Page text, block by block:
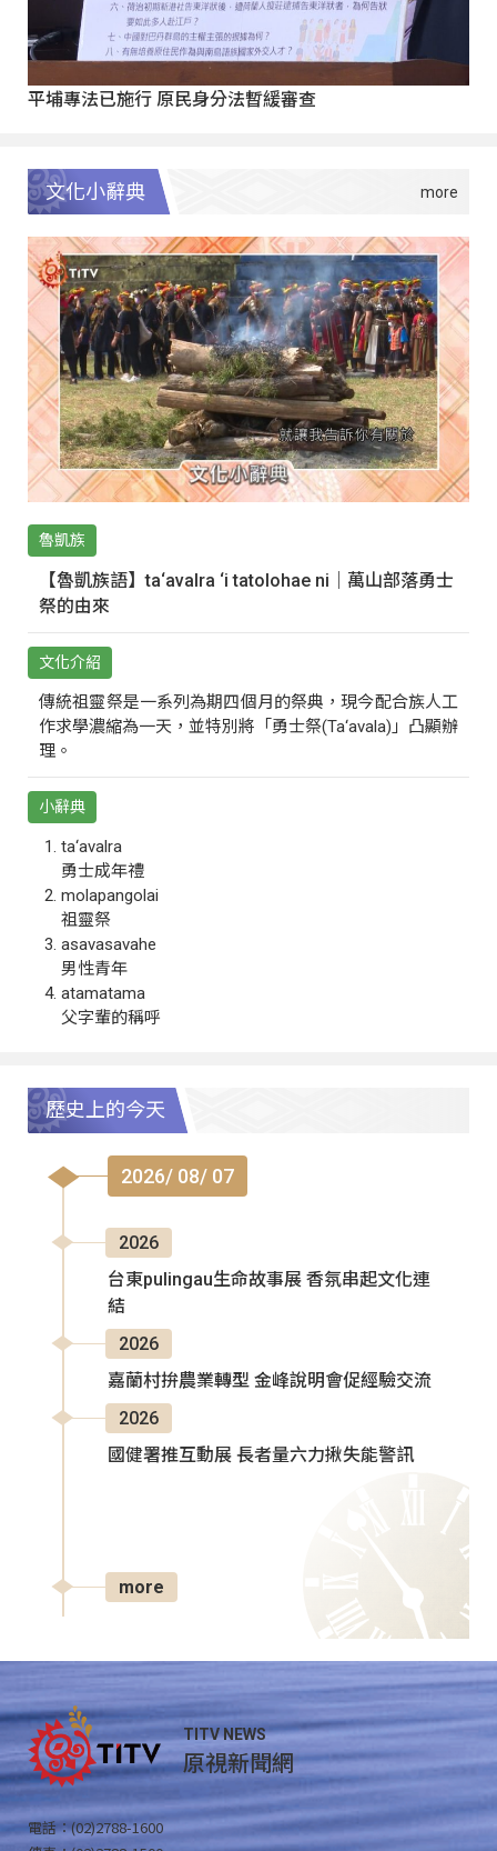
平埔專法已施行 原民身分法暫緩審查
文化小辭典
魯凱族
【魯凱族語】ta‘avalra ‘i tatolohae ni｜萬山部落勇士
祭的由來
文化介紹
傳統祖靈祭是一系列為期四個月的祭典，現今配合族人工
作求學濃縮為一天，並特別將「勇士祭(Ta‘avala)」凸顯辦
理。
小辭典
ta‘avalra
勇士成年禮
molapangolai
祖靈祭
asavasavahe
男性青年
atamatama
父字輩的稱呼
歷史上的今天
2026/ 08/ 07
2026
台東pulingau生命故事展 香氛串起文化連
結
2026
嘉蘭村拚農業轉型 金峰說明會促經驗交流
2026
國健署推互動展 長者量六力揪失能警訊
more
TITV NEWS
原視新聞網
電話：(02)2788-1600